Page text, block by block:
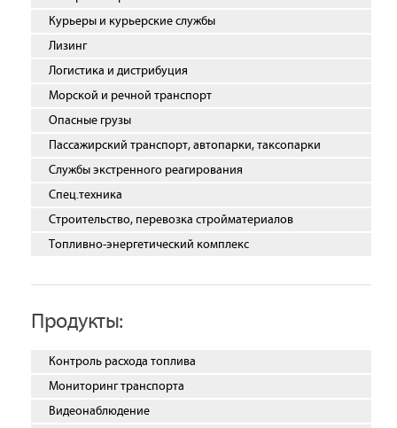
Курьеры и курьерские службы
Лизинг
Логистика и дистрибуция
Морской и речной транспорт
Опасные грузы
Пассажирский транспорт, автопарки, таксопарки
Службы экстренного реагирования
Спец.техника
Строительство, перевозка стройматериалов
Топливно-энергетический комплекс
Продукты:
Контроль расхода топлива
Мониторинг транспорта
Видеонаблюдение